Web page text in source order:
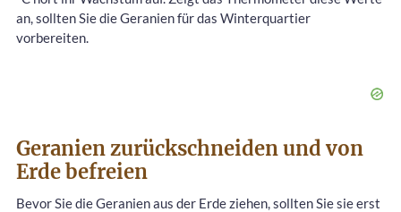
an, sollten Sie die Geranien für das Winterquartier
vorbereiten.
Geranien zurückschneiden und von
Erde befreien
Bevor Sie die Geranien aus der Erde ziehen, sollten Sie sie erst